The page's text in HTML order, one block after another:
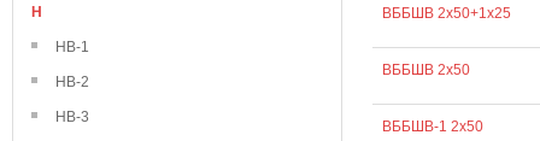
Н
НВ-1
НВ-2
НВ-3
ВББШВ 2х50+1х25
ВББШВ 2х50
ВББШВ-1 2х50